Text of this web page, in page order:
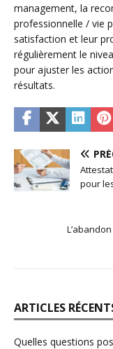
management, la
professionnelle / vie
satisfaction et leur
régulièrement le
pour ajuster les
résultats.
pour
ARTICLES
Quelles questions